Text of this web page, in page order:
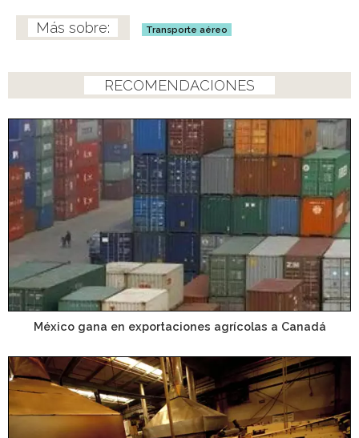
Transporte aéreo
RECOMENDACIONES
México gana en exportaciones agrícolas a Canadá